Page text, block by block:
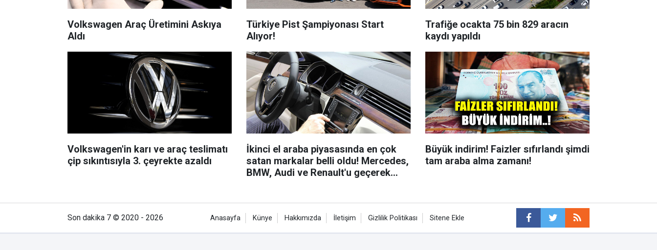
Volkswagen Araç Üretimini Askıya
Aldı
Türkiye Pist Şampiyonası Start
Alıyor!
Trafiğe ocakta 75 bin 829 aracın
kaydı yapıldı
Volkswagen'in karı ve araç teslimatı
çip sıkıntısıyla 3. çeyrekte azaldı
İkinci el araba piyasasında en çok
satan markalar belli oldu! Mercedes,
BMW, Audi ve Renault'u geçerek
Büyük indirim! Faizler sıfırlandı şimdi
tam araba alma zamanı!
Son dakika 7 © 2020 - 2026 Anasayfa Künye Hakkımızda İletişim Gizlilik Politikası Sitene Ekle